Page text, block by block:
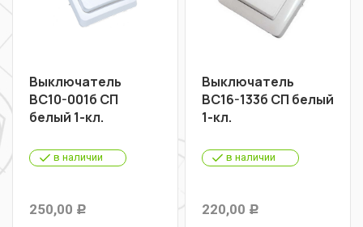
Выключатель
ВС10-001б СП
белый 1-кл.
в наличии
250,00 Р
Выключатель
ВС16-133б СП белый
1-кл.
в наличии
220,00 Р